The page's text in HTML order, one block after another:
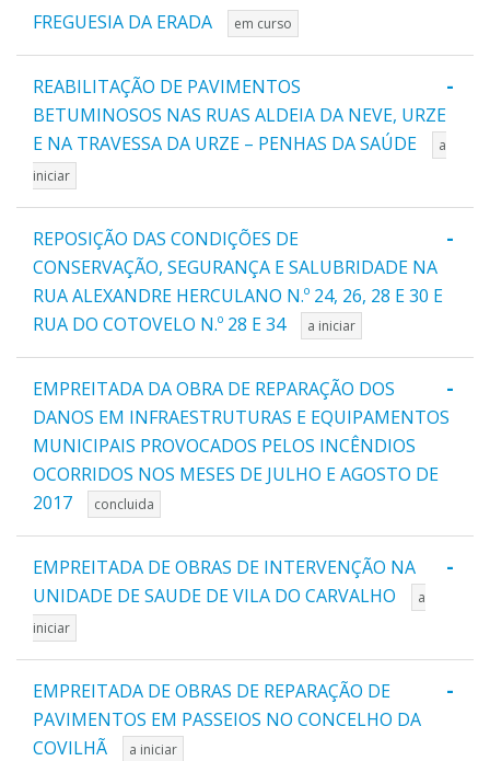
FREGUESIA DA ERADA
em curso
-
REABILITAÇÃO DE PAVIMENTOS
BETUMINOSOS NAS RUAS ALDEIA DA NEVE, URZE
E NA TRAVESSA DA URZE – PENHAS DA SAÚDE
a
iniciar
-
REPOSIÇÃO DAS CONDIÇÕES DE
CONSERVAÇÃO, SEGURANÇA E SALUBRIDADE NA
RUA ALEXANDRE HERCULANO N.º 24, 26, 28 E 30 E
RUA DO COTOVELO N.º 28 E 34
a iniciar
-
EMPREITADA DA OBRA DE REPARAÇÃO DOS
DANOS EM INFRAESTRUTURAS E EQUIPAMENTOS
MUNICIPAIS PROVOCADOS PELOS INCÊNDIOS
OCORRIDOS NOS MESES DE JULHO E AGOSTO DE
2017
concluida
-
EMPREITADA DE OBRAS DE INTERVENÇÃO NA
UNIDADE DE SAUDE DE VILA DO CARVALHO
a
iniciar
-
EMPREITADA DE OBRAS DE REPARAÇÃO DE
PAVIMENTOS EM PASSEIOS NO CONCELHO DA
COVILHÃ
a iniciar